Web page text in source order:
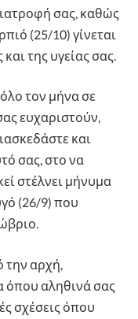
σας, καθώς
(25/10) γίνεται
της υγείας σας.
τον μήνα σε
ευχαριστούν,
και
σας, στο να
στέλνει μήνυμα
(26/9) που
την αρχή,
όπου αληθινά σας
σχέσεις όπου